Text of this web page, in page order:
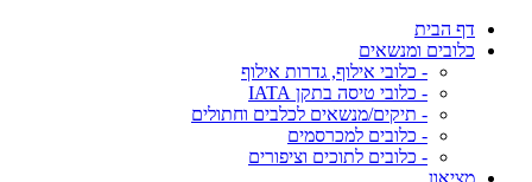
דף הבית
כלובים ומנשאים
- כלובי אילוף, גדרות אילוף
- כלובי טיסה בתקן IATA
- תיקים/מנשאים לכלבים וחתולים
- כלובים למכרסמים
- כלובים לתוכים וציפורים
מציאון